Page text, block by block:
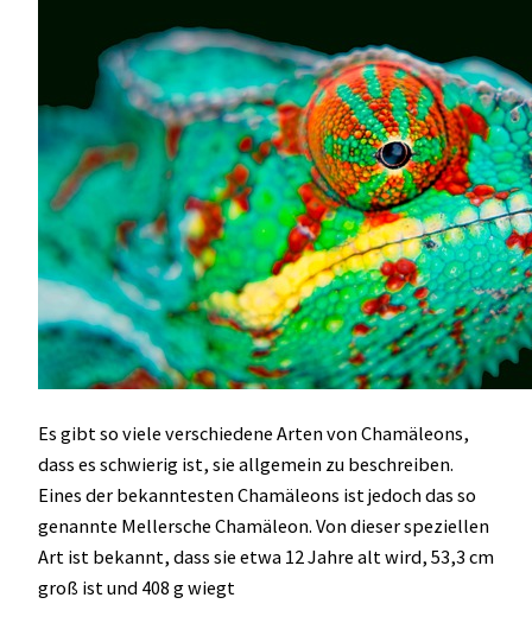
Es gibt so viele verschiedene Arten von Chamäleons,
dass es schwierig ist, sie allgemein zu beschreiben.
Eines der bekanntesten Chamäleons ist jedoch das so
genannte Mellersche Chamäleon. Von dieser speziellen
Art ist bekannt, dass sie etwa 12 Jahre alt wird, 53,3 cm
groß ist und 408 g wiegt